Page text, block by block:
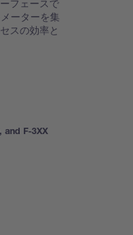
フェースで
ーターを集
スの効率と
and F-3XX